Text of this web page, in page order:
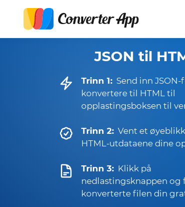
JSON til
Trinn 1: Send inn JSON-
konvertere til HTML til
opplastingsboksen til
Trinn 2: Vent et
HTML-utdataene dine
Trinn 3: Klikk på
nedlastingsknappen og
konverterte filen din